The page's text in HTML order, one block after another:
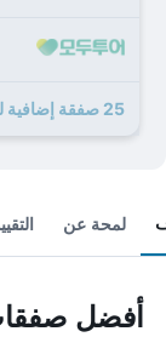
25 صفقة إضافية لـ فندق سولي لا أنتيغوا
لمحة عن
أفضل